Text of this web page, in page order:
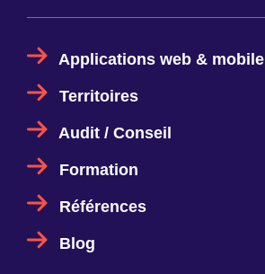
Applications web & mobile
Territoires
Audit / Conseil
Formation
Références
Blog